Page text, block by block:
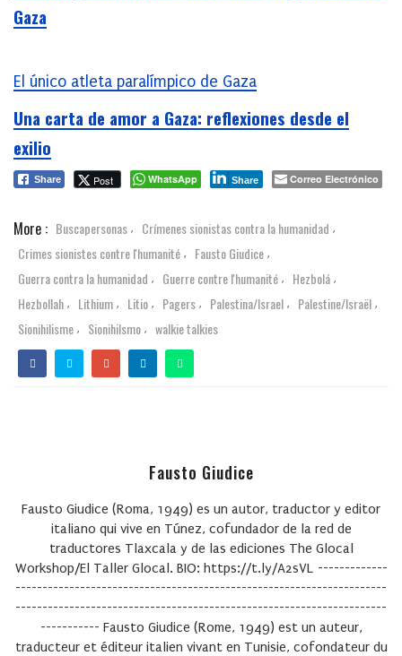
Gaza
El único atleta paralímpico de Gaza
Una carta de amor a Gaza: reflexiones desde el
exilio
Share Post WhatsApp Share Correo Electrónico
More : Buscapersonas , Crímenes sionistas contra la humanidad ,
Crimes sionistes contre l'humanité , Fausto Giudice ,
Guerra contra la humanidad , Guerre contre l'humanité , Hezbolá ,
Hezbollah , Lithium , Litio , Pagers , Palestina/Israel , Palestine/Israël ,
Sionihilisme , Sionihilsmo , walkie talkies
Fausto Giudice
Fausto Giudice (Roma, 1949) es un autor, traductor y editor
italiano qui vive en Túnez, cofundador de la red de
traductores Tlaxcala y de las ediciones The Glocal
Workshop/El Taller Glocal. BIO: https://t.ly/A2sVL -------------
---------------------------------------------------------------------
---------------------------------------------------------------------
----------- Fausto Giudice (Rome, 1949) est un auteur,
traducteur et éditeur italien vivant en Tunisie, cofondateur du